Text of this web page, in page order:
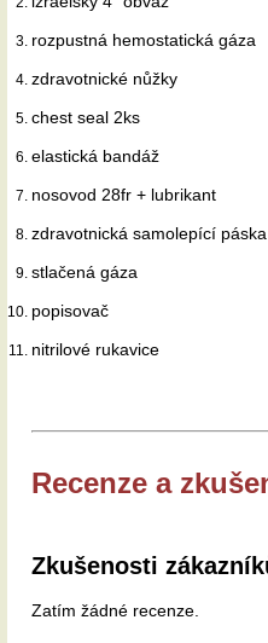
rozpustná hemostatická gáza
zdravotnické nůžky
chest seal 2ks
elastická bandáž
nosovod 28fr + lubrikant
zdravotnická samolepící páska
stlačená gáza
popisovač
nitrilové rukavice
Recenze a
Zkušenosti
Zatím žádné recenze.